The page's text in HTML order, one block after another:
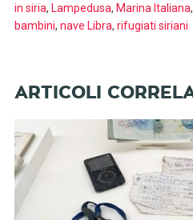
in siria, Lampedusa, Marina Italiana,
bambini, nave Libra, rifugiati siriani